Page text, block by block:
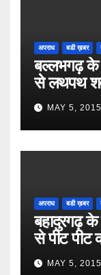
अपराध बडी ख़बर
बल्लभगढ़ के
से लथपथ
MAY 5, 2015
अपराध बडी ख़बर
बहादुरगढ़ के
से पीट पीट
MAY 5, 2015